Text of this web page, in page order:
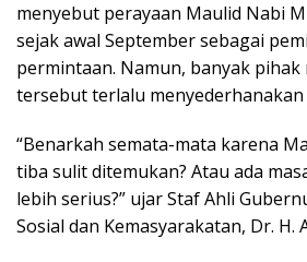
menyebut perayaan Maulid Nabi
sejak awal September sebagai
permintaan. Namun, banyak pihak
tersebut terlalu menyederhanakan
“Benarkah semata-mata karena
tiba sulit ditemukan? Atau ada
lebih serius?” ujar Staf Ahli
Sosial dan Kemasyarakatan, Dr. H.